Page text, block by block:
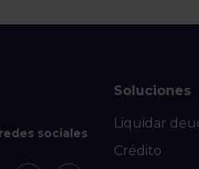
sociales
Soluciones
Liquidar
Crédito